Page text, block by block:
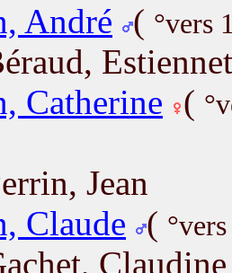
André ( °vers
Catherine (
Jean
Claude (
Claudine